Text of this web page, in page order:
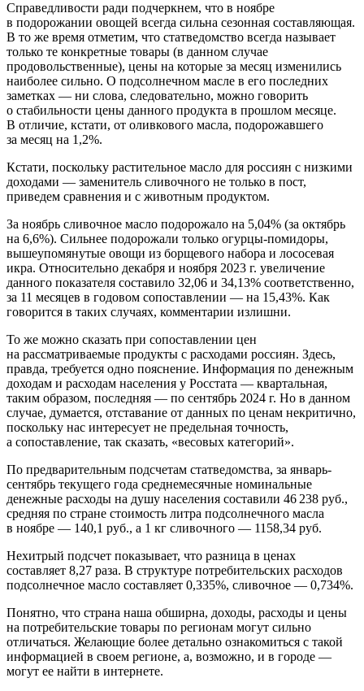
Справедливости ради подчеркнем, что в ноябре
в подорожании овощей всегда сильна сезонная составляющая.
В то же время отметим, что статведомство всегда называет
только те конкретные товары (в данном случае
продовольственные), цены на которые за месяц изменились
наиболее сильно. О подсолнечном масле в его последних
заметках — ни слова, следовательно, можно говорить
о стабильности цены данного продукта в прошлом месяце.
В отличие, кстати, от оливкового масла, подорожавшего
за месяц на 1,2%.
Кстати, поскольку растительное масло для россиян с низкими
доходами — заменитель сливочного не только в пост,
приведем сравнения и с животным продуктом.
За ноябрь сливочное масло подорожало на 5,04% (за октябрь
на 6,6%). Сильнее подорожали только огурцы-помидоры,
вышеупомянутые овощи из борщевого набора и лососевая
икра. Относительно декабря и ноября 2023 г. увеличение
данного показателя составило 32,06 и 34,13% соответственно,
за 11 месяцев в годовом сопоставлении — на 15,43%. Как
говорится в таких случаях, комментарии излишни.
То же можно сказать при сопоставлении цен
на рассматриваемые продукты с расходами россиян. Здесь,
правда, требуется одно пояснение. Информация по денежным
доходам и расходам населения у Росстата — квартальная,
таким образом, последняя — по сентябрь 2024 г. Но в данном
случае, думается, отставание от данных по ценам некритично,
поскольку нас интересует не предельная точность,
а сопоставление, так сказать, «весовых категорий».
По предварительным подсчетам статведомства, за январь-
сентябрь текущего года среднемесячные номинальные
денежные расходы на душу населения составили 46 238 руб.,
средняя по стране стоимость литра подсолнечного масла
в ноябре — 140,1 руб., а 1 кг сливочного — 1158,34 руб.
Нехитрый подсчет показывает, что разница в ценах
составляет 8,27 раза. В структуре потребительских расходов
подсолнечное масло составляет 0,335%, сливочное — 0,734%.
Понятно, что страна наша обширна, доходы, расходы и цены
на потребительские товары по регионам могут сильно
отличаться. Желающие более детально ознакомиться с такой
информацией в своем регионе, а, возможно, и в городе —
могут ее найти в интернете.